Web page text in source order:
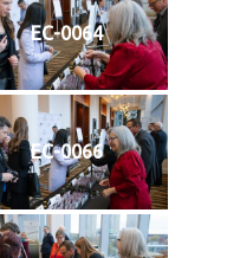
EC-0064
EC-0066